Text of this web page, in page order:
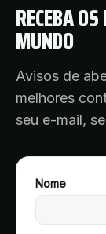
RECEBA
MUNDO
Avisos de
melhores
seu e-mail,
Nome